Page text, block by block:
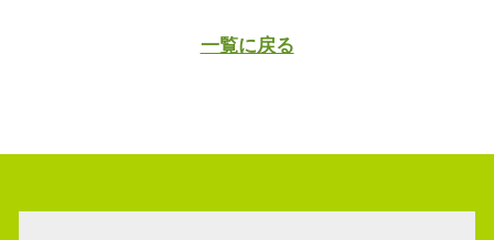
一覧に戻る